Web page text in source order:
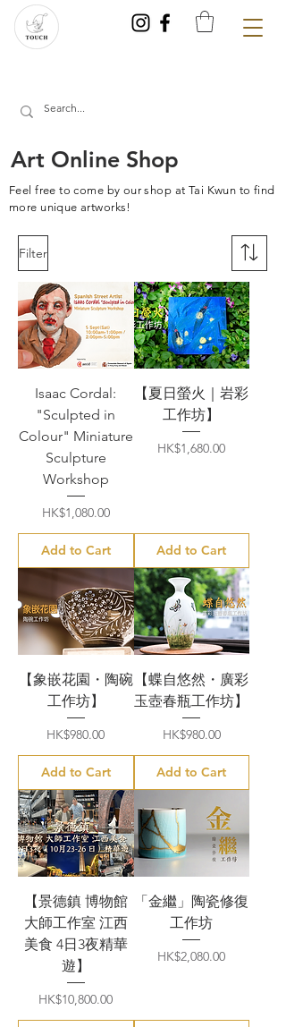
Art Online Shop
Feel free to come by our shop at Tai Kwun to find
more unique artworks!
Filter
Isaac Cordal:
"Sculpted in
Colour" Miniature
Sculpture
Workshop
Price
HK$1,080.00
Add to Cart
【夏日螢火｜岩彩
工作坊】
Price
HK$1,680.00
Add to Cart
【象嵌花園・陶碗
工作坊】
Price
HK$980.00
Add to Cart
【蝶自悠然・廣彩
玉壺春瓶工作坊】
Price
HK$980.00
Add to Cart
【景德鎮 博物館
大師工作室 江西
美食 4日3夜精華
遊】
Price
HK$10,800.00
「金繼」陶瓷修復
工作坊
Price
HK$2,080.00